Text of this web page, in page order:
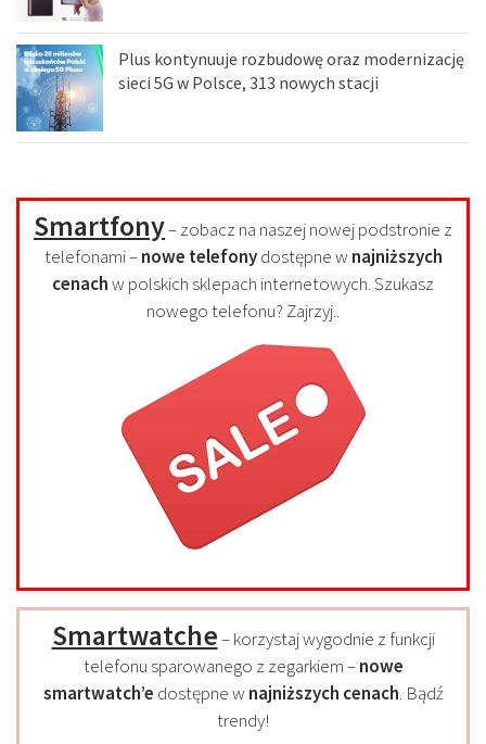
Plus kontynuuje rozbudowę oraz modernizację
sieci 5G w Polsce, 313 nowych stacji
Smartfony– zobacz na naszej nowej podstronie z
telefonami –nowe telefonydostępne w najniższych
cenachw polskich sklepach internetowych. Szukasz
nowego telefonu? Zajrzyj..
Smartwatche– korzystaj wygodnie z funkcji
telefonu sparowanego z zegarkiem –nowe
smartwatch’e dostępne w najniższych cenach. Bądź
trendy!